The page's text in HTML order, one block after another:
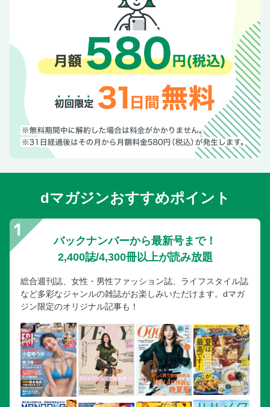
dマガジンおすすめポイント
バックナンバーから最新号まで！
2,400誌/4,300冊以上が読み放題
総合週刊誌、女性・男性ファッション誌、ライフスタイル誌
など多彩なジャンルの雑誌がお楽しみいただけます。dマガ
ジン限定のオリジナル記事も！